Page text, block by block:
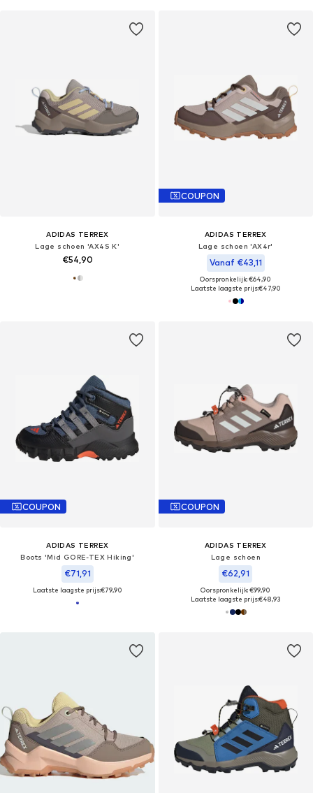
ADIDAS TERREX
Lage schoen 'AX4S K'
€54,90
COUPON
ADIDAS TERREX
Lage schoen 'AX4r'
Vanaf €43,11
Oorspronkelijk: €64,90
Laatste laagste prijs:€47,90
COUPON
ADIDAS TERREX
Boots 'Mid GORE-TEX Hiking'
€71,91
Laatste laagste prijs:€79,90
COUPON
ADIDAS TERREX
Lage schoen
€62,91
Oorspronkelijk: €99,90
Laatste laagste prijs:€48,93